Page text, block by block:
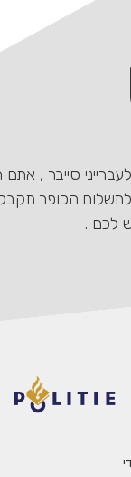
סייבר , אתם
הכופר
לכם .